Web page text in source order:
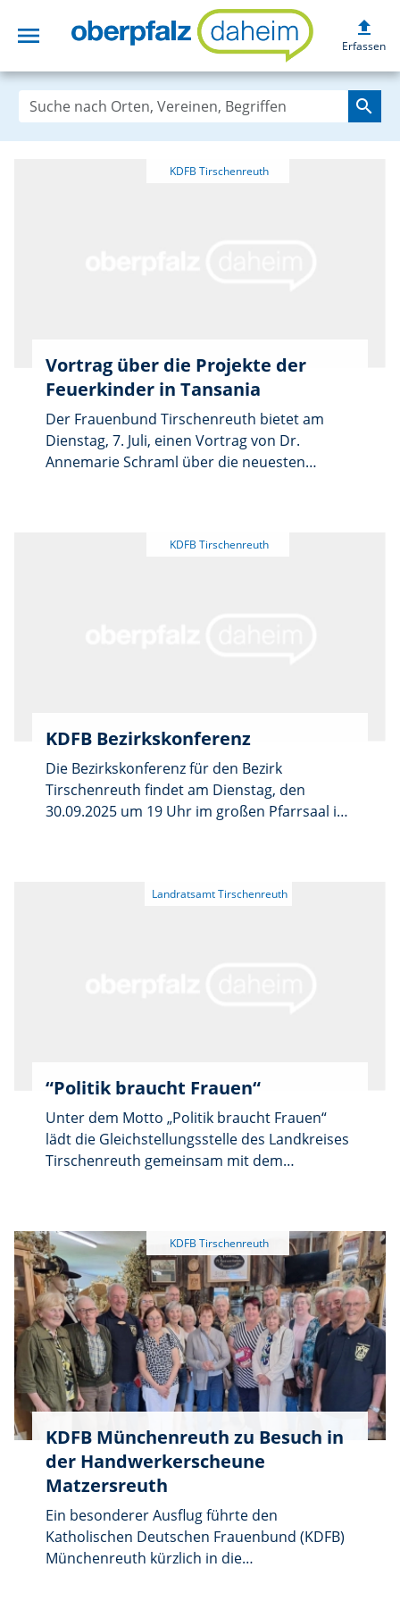
menu upload
Erfassen
search
Vortrag über die Projekte der
Feuerkinder in Tansania
Der Frauenbund Tirschenreuth bietet am
Dienstag, 7. Juli, einen Vortrag von Dr.
Annemarie Schraml über die neuesten
Interessierten sind eingeladen.
KDFB Bezirkskonferenz
Die Bezirkskonferenz für den Bezirk
Tirschenreuth findet am Dienstag, den
30.09.2025 um 19 Uhr im großen Pfarrsaal in
Landratsamt Tirschenreuth
“Politik braucht Frauen“
Unter dem Motto „Politik braucht Frauen“
lädt die Gleichstellungsstelle des Landkreises
Tirschenreuth gemeinsam mit dem
für Frauen in den Großen Sitzungssaal des
Landratsamtes ein.
KDFB Münchenreuth zu Besuch in
der Handwerkerscheune
Matzersreuth
Ein besonderer Ausflug führte den
Katholischen Deutschen Frauenbund (KDFB)
Münchenreuth kürzlich in die